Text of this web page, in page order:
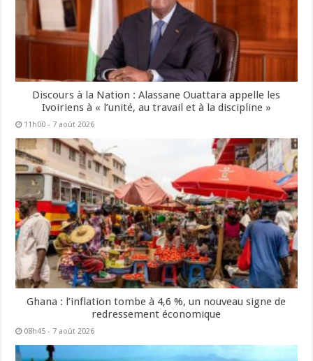
Discours à la Nation : Alassane Ouattara appelle les
Ivoiriens à « l’unité, au travail et à la discipline »
11h00 - 7 août 2026
Ghana : l’inflation tombe à 4,6 %, un nouveau signe de
redressement économique
08h45 - 7 août 2026